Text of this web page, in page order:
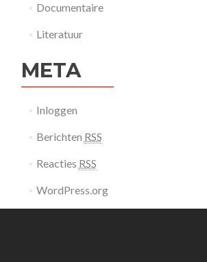
Documentaire
Literatuur
META
Inloggen
Berichten RSS
Reacties RSS
WordPress.org